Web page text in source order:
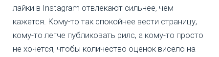
лайки в Instagram отвлекают сильнее, чем
кажется. Кому-то так спокойнее вести страницу,
кому-то легче публиковать рилс, а кому-то просто
не хочется, чтобы количество оценок висело на